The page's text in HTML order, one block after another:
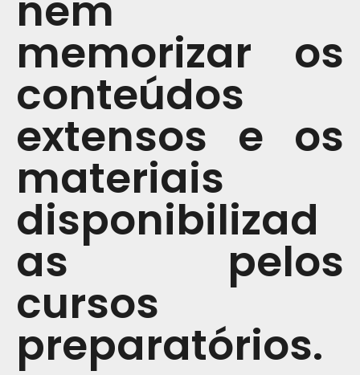
memorizar os
conteúdos
extensos e os
materiais
disponibilizad
as pelos
cursos
preparatórios.